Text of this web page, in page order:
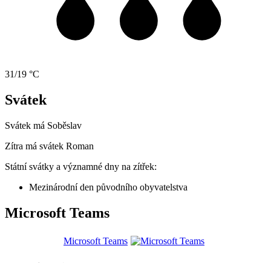
31/19 °C
Svátek
Svátek má Soběslav
Zítra má svátek Roman
Státní svátky a významné dny na zítřek:
Mezinárodní den původního obyvatelstva
Microsoft Teams
Microsoft Teams